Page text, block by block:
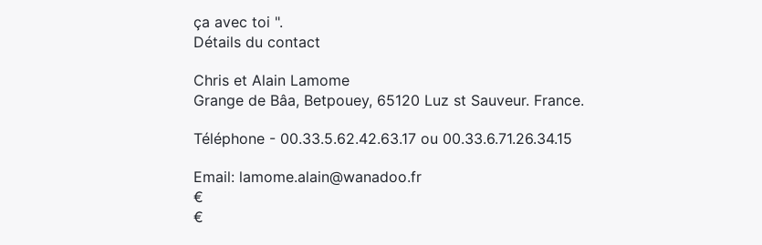
ça avec toi ".
Détails du contact
Chris et Alain Lamome
Grange de Bâa, Betpouey, 65120 Luz st Sauveur. France.
Téléphone - 00.33.5.62.42.63.17 ou 00.33.6.71.26.34.15
Email: lamome.alain@wanadoo.fr
€
€